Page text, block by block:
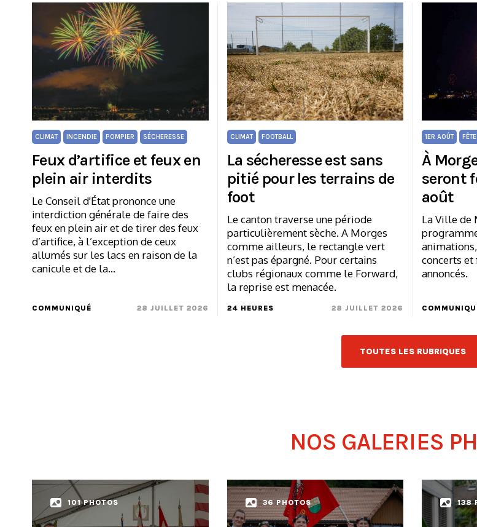
CLIMAT INCENDIE POMPIER SÉCHERESSE
Feux d’artifice et feux en
plein air interdits
Le Conseil d'État prononce une
interdiction générale de faire des
feux en plein air et de tirer des feux
d’artifice, à l’exception de ceux
allumés sur les lacs en raison de la
canicule et de la…
COMMUNIQUÉ 28 JUILLET 2026
CLIMAT FOOTBALL
La sécheresse est sans
pitié pour les terrains de
foot
Le canton traverse une période
particulièrement sèche. A Morges
comme ailleurs, le rectangle vert
n’est pas épargné. Pour certains
clubs régionaux comme le Forward,
la reprise est menacée.
24 HEURES 28 JUILLET 2026
1ER AOÛT FÊTE
À
seront
août
La Ville de
concerts et
annoncés.
TOUTES LES RUBRIQUES
NOS GALERIES
101 PHOTOS 36 PHOTOS 138